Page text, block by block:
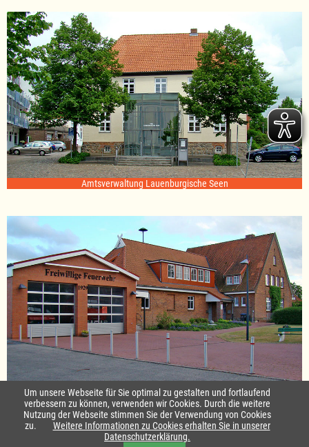
Amtsverwaltung Lauenburgische Seen
Standort Sterley
Startseite|Kontakt
Impressum & Datenschutz|Barrierefreiheit
Um unsere Webseite für Sie optimal zu gestalten und fortlaufend
verbessern zu können, verwenden wir Cookies. Durch die weitere
Nutzung der Webseite stimmen Sie der Verwendung von Cookies
zu.
Weitere Informationen zu Cookies erhalten Sie in unserer
Datenschutzerklärung.